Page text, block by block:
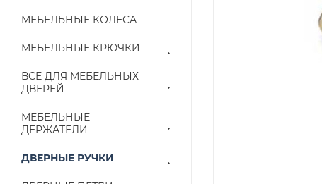
МЕБЕЛЬНЫЕ КОЛЕСА
МЕБЕЛЬНЫЕ КРЮЧКИ
ВСЕ ДЛЯ МЕБЕЛЬНЫХ
ДВЕРЕЙ
МЕБЕЛЬНЫЕ
ДЕРЖАТЕЛИ
ДВЕРНЫЕ РУЧКИ